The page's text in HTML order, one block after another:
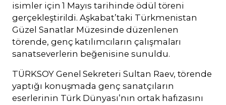
isimler için 1 Mayıs tarihinde ödül töreni
gerçekleştirildi. Aşkabat’taki Türkmenistan
Güzel Sanatlar Müzesinde düzenlenen
törende, genç katılımcıların çalışmaları
sanatseverlerin beğenisine sunuldu.
TÜRKSOY Genel Sekreteri Sultan Raev, törende
yaptığı konuşmada genç sanatçıların
eserlerinin Türk Dünyası’nın ortak hafızasını